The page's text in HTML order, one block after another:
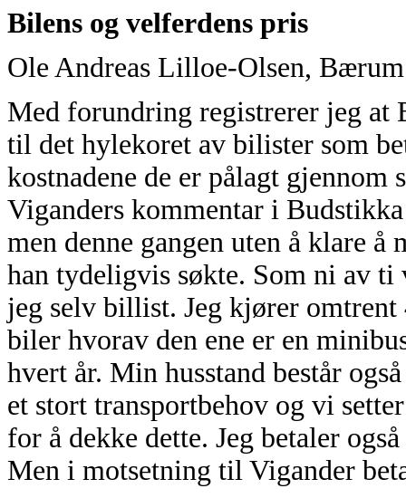
Bilens og velferdens pris
Ole Andreas Lilloe-Olsen, Bærum
Med forundring registrerer jeg at
til det hylekoret av bilister som
kostnadene de er pålagt
Viganders kommentar i
men denne gangen uten å klare
han tydeligvis søkte. Som ni av ti
jeg selv billist. Jeg kjører omtrent
biler hvorav den ene er en
hvert år. Min husstand består
et stort transportbehov og vi
for å dekke dette. Jeg betaler
Men i motsetning til Vigander